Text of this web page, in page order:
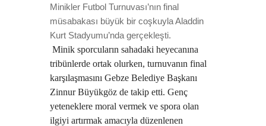
Minikler Futbol Turnuvası’nın final
müsabakası büyük bir coşkuyla Aladdin
Kurt Stadyumu’nda gerçekleşti.
Minik sporcuların sahadaki heyecanına
tribünlerde ortak olurken, turnuvanın final
karşılaşmasını Gebze Belediye Başkanı
Zinnur Büyükgöz de takip etti. Genç
yeteneklere moral vermek ve spora olan
ilgiyi artırmak amacıyla düzenlenen